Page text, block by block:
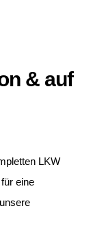
& auf
LKW
eine